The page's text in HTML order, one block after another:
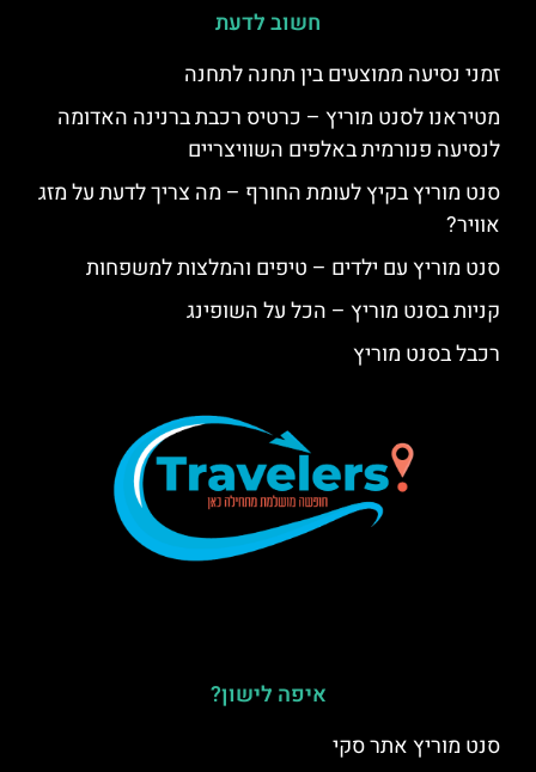
חשוב לדעת
זמני נסיעה ממוצעים בין תחנה לתחנה
מטיראנו לסנט מוריץ – כרטיס רכבת ברנינה האדומה
לנסיעה פנורמית באלפים השוויצריים
סנט מוריץ בקיץ לעומת החורף – מה צריך לדעת על מזג
אוויר?
סנט מוריץ עם ילדים – טיפים והמלצות למשפחות
קניות בסנט מוריץ – הכל על השופינג
רכבל בסנט מוריץ
איפה לישון?
סנט מוריץ אתר סקי